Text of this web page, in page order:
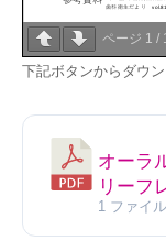
ページ 1 /
下記ボタンからダウ
オーラ
リーフ
1 ファイル